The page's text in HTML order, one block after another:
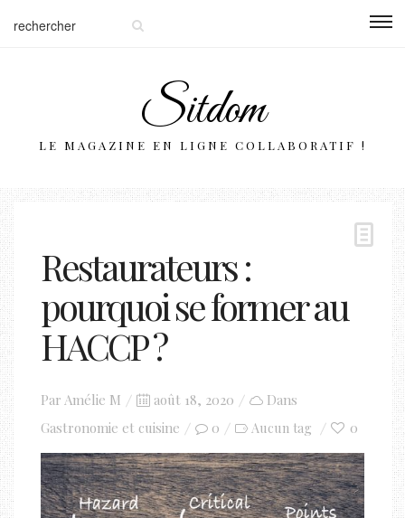
Sitdom
LE MAGAZINE EN LIGNE COLLABORATIF !
Restaurateurs :
pourquoi se former au
HACCP ?
Par Amélie M
Posted
on
août 18, 2020
Dans
Gastronomie et cuisine
0 Aucun tag 0